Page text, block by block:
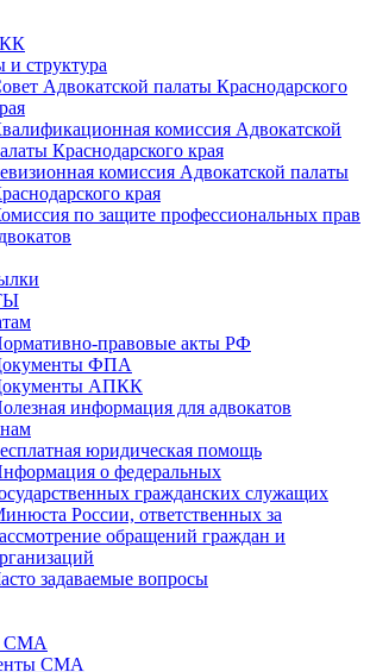
и структура
Адвокатской палаты Краснодарского
комиссия Адвокатской
Краснодарского края
комиссия Адвокатской палаты
края
по защите профессиональных прав
правовые акты РФ
ФПА
АПКК
информация для адвокатов
юридическая помощь
о федеральных
гражданских служащих
России, ответственных за
обращений граждан и
задаваемые вопросы
СМА
СМА